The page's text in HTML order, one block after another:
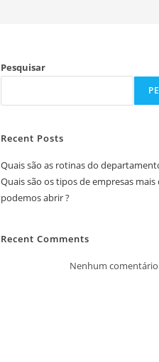
Pesquisar
Recent Posts
Quais são as rotinas do
Quais são os tipos de empresas
podemos abrir ?
Recent Comments
Nenhum